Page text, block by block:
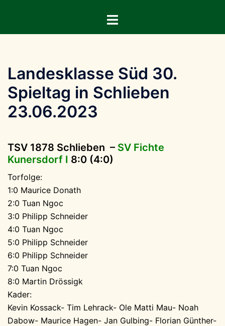
springen
Menü
Landesklasse Süd 30.
Spieltag in Schlieben
23.06.2023
TSV 1878 Schlieben – SV Fichte
Kunersdorf I 8:0 (4:0)
Torfolge:
1:0 Maurice Donath
2:0 Tuan Ngoc
3:0 Philipp Schneider
4:0 Tuan Ngoc
5:0 Philipp Schneider
6:0 Philipp Schneider
7:0 Tuan Ngoc
8:0 Martin Drössigk
Kader:
Kevin Kossack- Tim Lehrack- Ole Matti Mau- Noah
Dabow- Maurice Hagen- Jan Gulbing- Florian Günther-